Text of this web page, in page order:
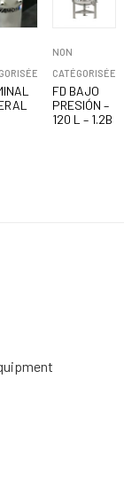
NON
CATÉGORISÉE
FD BAJO
PRESIÓN –
120 L – 1.2B